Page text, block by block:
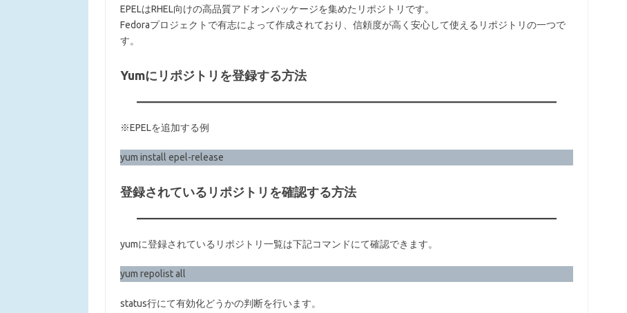
EPELはRHEL向けの高品質アドオンパッケージを集めたリポジトリです。
Fedoraプロジェクトで有志によって作成されており、信頼度が高く安心して使えるリポジトリの一つで
す。
Yumにリポジトリを登録する方法
※EPELを追加する例
yum install epel-release
登録されているリポジトリを確認する方法
yumに登録されているリポジトリ一覧は下記コマンドにて確認できます。
yum repolist all
status行にて有効化どうかの判断を行います。